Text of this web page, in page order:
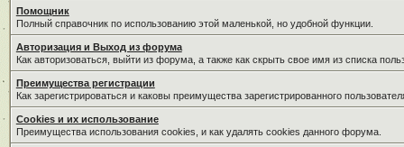
Помощник
Полный справочник по использованию этой маленькой, но удобной функции.
Авторизация и Выход из форума
Как авторизоваться, выйти из форума, а также как скрыть свое имя из списка
Преимущества регистрации
Как зарегистрироваться и каковы преимущества зарегистрированного
Cookies и их использование
Преимущества использования cookies, и как удалять cookies данного форума.